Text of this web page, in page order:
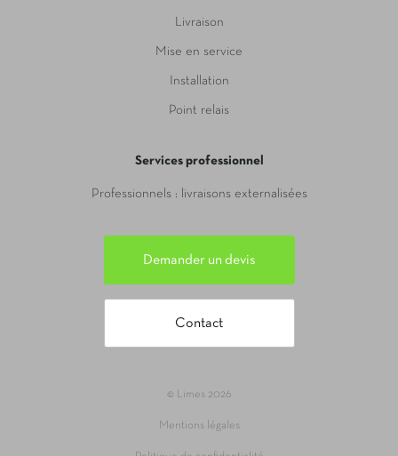
Livraison
Mise en service
Installation
Point relais
Services professionnel
Professionnels : livraisons externalisées
Demander un devis
Contact
© Limes 2026
Mentions légales